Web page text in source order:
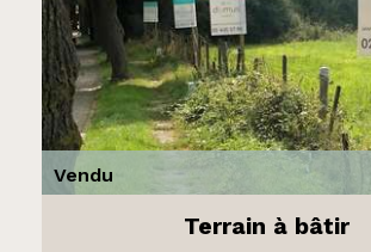
Vendu
Terrain à bâtir